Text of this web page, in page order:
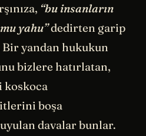
“bu insanların
yahu”dedirten garip
Bir yandan hukukun
bizlere hatırlatan,
koskoca
boşa
davalar bunlar.